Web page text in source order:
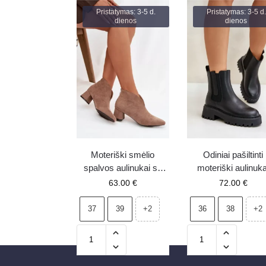
Pristatymas: 3-5 d.
dienos
Moteriški smėlio
spalvos aulinukai su
blokiniu kulnu ir
63.00 €
37 39 +2
Pristatymas: 3-5 d.
dienos
Odiniai pašiltinti
moteriški
kerzai Big Star
72.00 €
36 38 +2